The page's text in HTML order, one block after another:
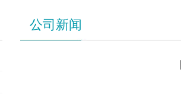
公司新闻